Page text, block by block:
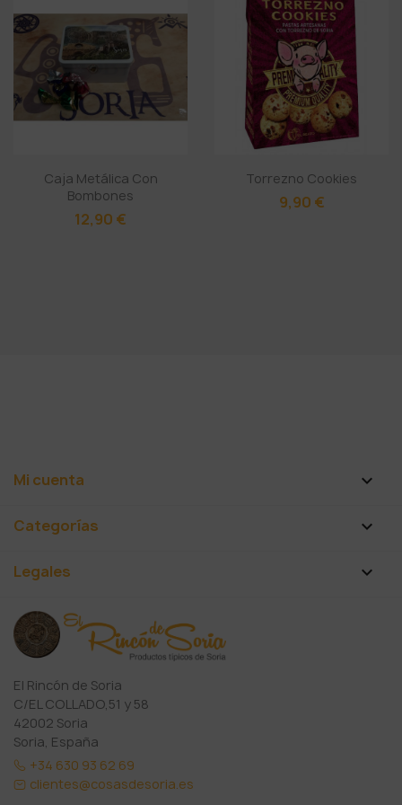
Caja Metálica Con
Bombones
12,90 €
Torrezno Cookies
9,90 €
Mi cuenta 
Categorías 
Legales 
El Rincón de Soria
C/EL COLLADO,51 y 58
42002 Soria
Soria, España
+34 630 93 62 69
clientes@cosasdesoria.es